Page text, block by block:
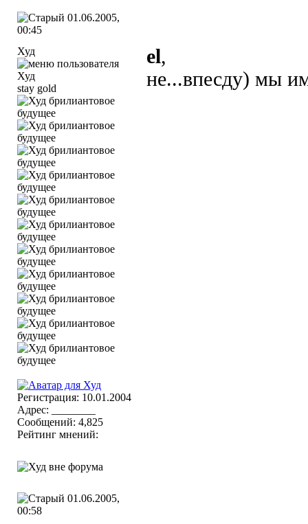
01.06.2005,
00:45
Худ
stay gold
Регистрация: 10.01.2004
Адрес: ________
Сообщений: 4,825
Рейтинг мнений:
el,
не...впесду) мы
01.06.2005,
00:58